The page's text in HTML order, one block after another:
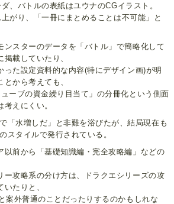
、バトルの表紙はユウナのCGイラスト。
がり、「一冊にまとめることは不可能」と
ンスターのデータを「バトル」で簡略化して
掲載していたり、
った設定資料的な内容(特にデザイン画)が明
とから考えても、
ーブの資金繰り目当て」の分冊化という側面
えにくい。
「水増しだ」と非難を浴びたが、結局現在も
スタイルで発行されている。
以前から「基礎知識編・完全攻略編」などの
ー攻略系の分け方は、ドラクエシリーズの攻
たりと、
案外普通のことだったりするのかもしれな